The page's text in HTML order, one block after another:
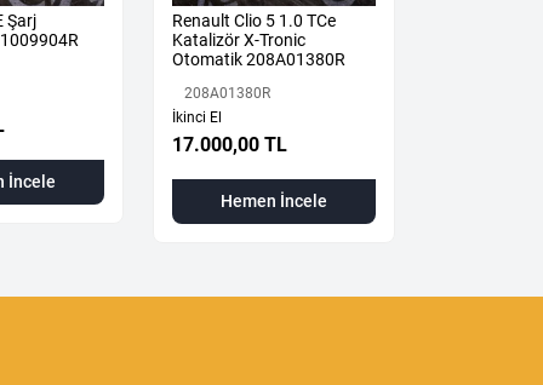
Şarj
İncele
Renault Clio 5 1.0 TCe
Katalizör X-Tronic
Otomatik 208A01380R
208A01380R
İkinci El
17.000,00 TL
Hemen İncele